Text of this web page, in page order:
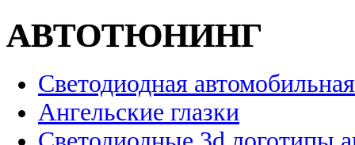
АВТОТЮНИНГ
Светодиодная
Ангельские глазки